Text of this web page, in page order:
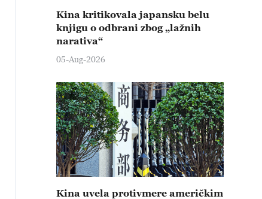
Kina kritikovala japansku belu
knjigu o odbrani zbog „lažnih
narativa“
05-Aug-2026
Kina uvela protivmere američkim